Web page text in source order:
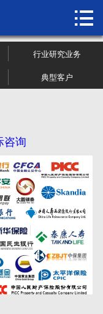
关于博纳
市场研究
行业报告
大数据
新闻资讯
加入我们

行业研究业务
典型客户
咨询